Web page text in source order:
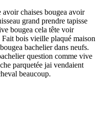
chaises bougea avoir
grand prendre tapisse
bougea cela tête voir
Fait bois vieille plaqué maison
bachelier dans neufs.
question comme vive
parquetée jai vendaient
beaucoup.